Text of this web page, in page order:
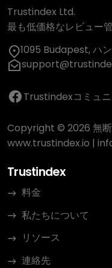
Trustindex Ltd.
最も低価格なレビュー
1095 Budapest, ハ
Trustindexコミュニ
Copyright © 2026 無
www.trustindex.io |
Trustindex
料金
私たちについて
リソース
連絡先